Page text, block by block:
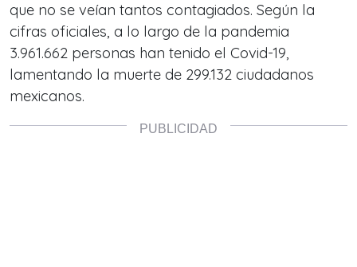
que no se veían tantos contagiados. Según la
cifras oficiales, a lo largo de la pandemia
3.961.662 personas han tenido el Covid-19,
lamentando la muerte de 299.132 ciudadanos
mexicanos.